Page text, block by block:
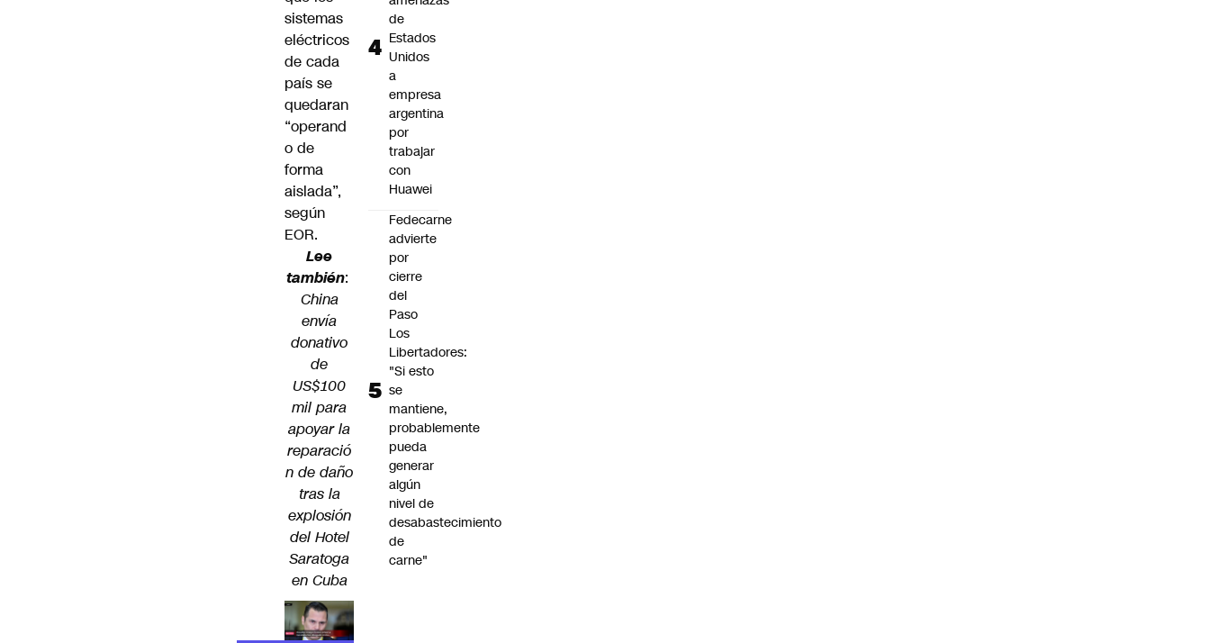
sistemas
eléctricos
de cada
país se
quedaran
“operand
o de
forma
aislada”,
según
EOR.
Lee
también:
China
envía
donativo
de
US$100
mil para
apoyar la
reparació
n de daño
tras la
explosión
del Hotel
Saratoga
en Cuba
de
Estados
Unidos
a
empresa
argentina
por
trabajar
con
Huawei
Fedecarne
advierte
por
cierre
del
Paso
Los
Libertadores:
"Si esto
se
mantiene,
probablemente
pueda
generar
algún
nivel de
desabastecimiento
de
carne"